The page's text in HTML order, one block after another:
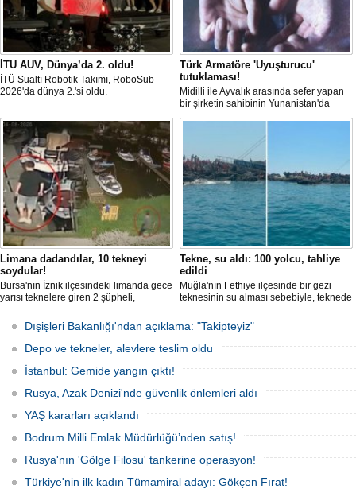
İTU AUV, Dünya’da 2. oldu!
İTÜ Sualtı Robotik Takımı, RoboSub
2026'da dünya 2.'si oldu.
Türk Armatöre 'Uyuşturucu'
tutuklaması!
Midilli ile Ayvalık arasında sefer yapan
bir şirketin sahibinin Yunanistan'da
tutuklandığı bildirildi.
Limana dadandılar, 10 tekneyi
soydular!
Bursa'nın İznik ilçesindeki limanda gece
yarısı teknelere giren 2 şüpheli,
çaldı. Olay, güvenlik kameralarına
yansıdı, tekne sahiplerinin ihbarıyla
jandarma inceleme başlattı.
Tekne, su aldı: 100 yolcu, tahliye
edildi
Muğla'nın Fethiye ilçesinde bir gezi
teknesinin su alması sebebiyle, teknede
teknenin batmaması için bölgede
kurtarma çalışması başlatıldı.
Dışişleri Bakanlığı'ndan açıklama: "Takipteyiz"
Depo ve tekneler, alevlere teslim oldu
İstanbul: Gemide yangın çıktı!
Rusya, Azak Denizi'nde güvenlik önlemleri aldı
YAŞ kararları açıklandı
Bodrum Milli Emlak Müdürlüğü’nden satış!
Rusya'nın 'Gölge Filosu' tankerine operasyon!
Türkiye'nin ilk kadın Tümamiral adayı: Gökçen Fırat!